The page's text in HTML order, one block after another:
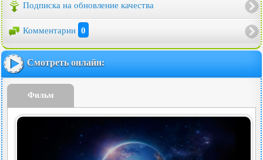
Подписка на обновление качества
Комментарии 0
Смотреть онлайн:
Фильм